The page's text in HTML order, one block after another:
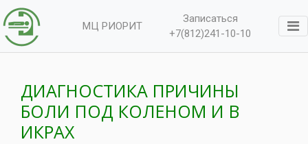
МЦ РИОРИТ
Записаться
+7(812)241-10-10
ДИАГНОСТИКА ПРИЧИНЫ
БОЛИ ПОД КОЛЕНОМ И В
ИКРАХ